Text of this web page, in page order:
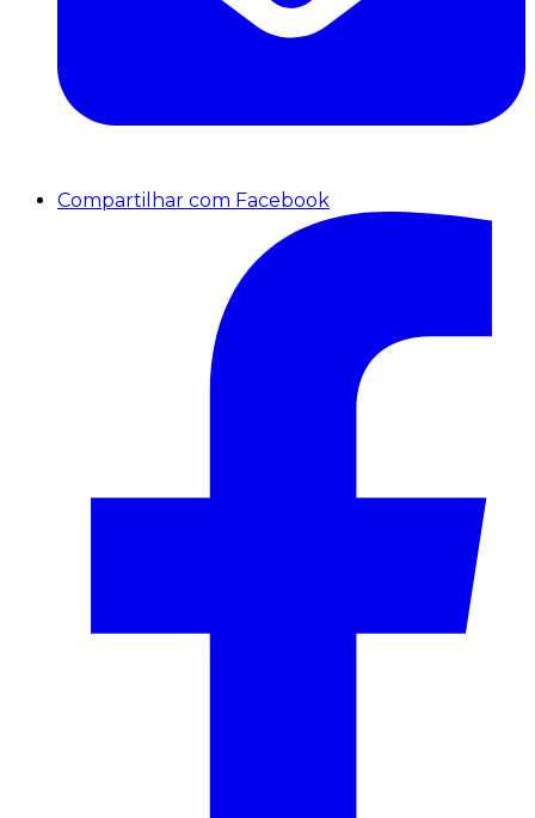
Compartilhar com Facebook